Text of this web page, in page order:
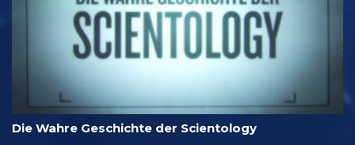
Die Wahre Geschichte der Scientology